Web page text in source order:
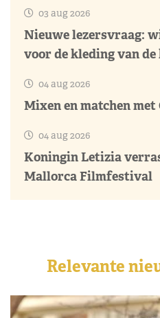
03 aug 2026
Nieuwe lezersvraag:
voor de kleding van de
04 aug 2026
Mixen en matchen met
04 aug 2026
Koningin Letizia
Mallorca Filmfestival
Relevante